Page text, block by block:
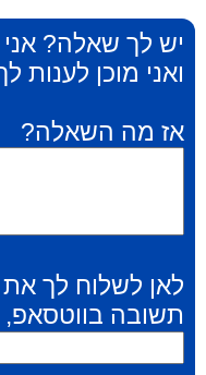
יש לך שאלה? אני
ואני מוכן לענות
אז מה השאלה?
לאן לשלוח לך
תשובה בווטסאפ,